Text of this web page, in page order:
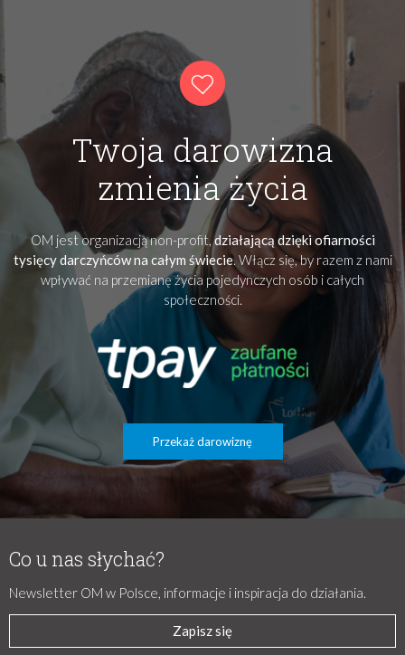
Twoja darowizna
zmienia życia
OM jest organizacją non-profit,działającą dzięki ofiarności
tysięcy darczyńców na całym świecie. Włącz się, by razem z nami
wpływać na przemianę życia pojedynczych osób i całych
społeczności.
Przekaż darowiznę
Co u nas słychać?
Newsletter OM w Polsce, informacje i inspiracja do działania.
Zapisz się